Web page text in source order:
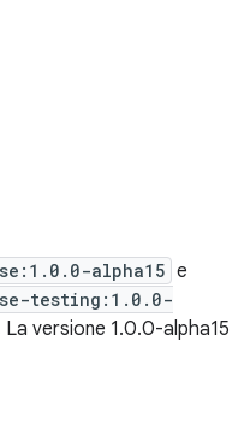
alpha15 e
testing:1.0.0-
versione 1.0.0-alpha15